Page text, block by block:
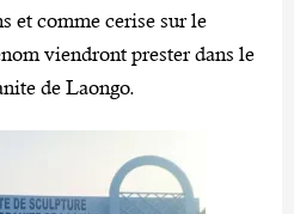
et comme cerise sur le
viendront prester dans le
de Laongo.